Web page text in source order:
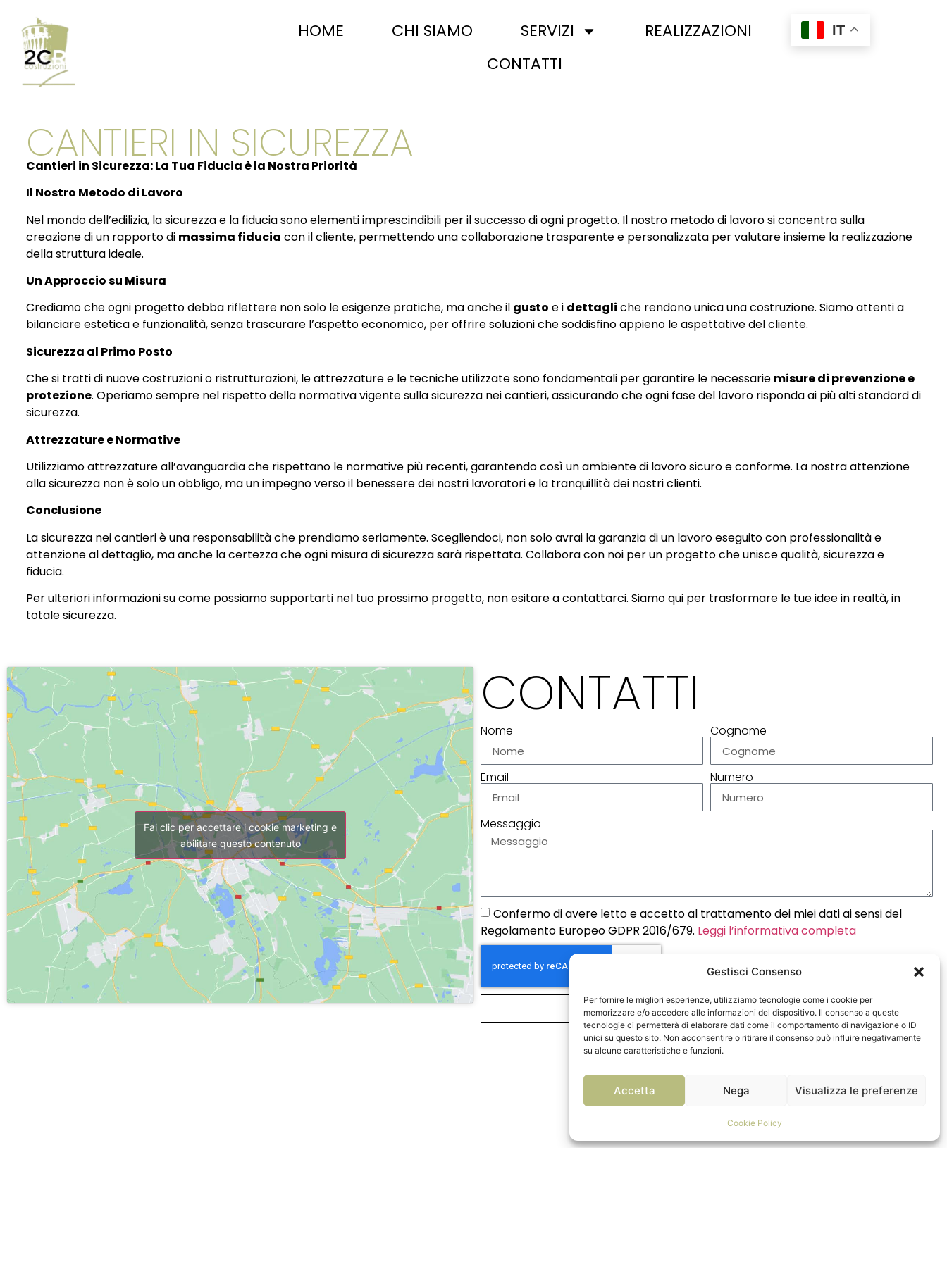
Gestisci Consenso
Per fornire le migliori esperienze, utilizziamo tecnologie come i cookie per
memorizzare e/o accedere alle informazioni del dispositivo. Il consenso a queste
tecnologie ci permetterà di elaborare dati come il comportamento di navigazione o ID
unici su questo sito. Non acconsentire o ritirare il consenso può influire negativamente
su alcune caratteristiche e funzioni.
Accetta Nega Visualizza le preferenze
Cookie Policy
HOME CHI SIAMO SERVIZI
REALIZZAZIONI
CONTATTI
IT
CANTIERI IN SICUREZZA
Cantieri in Sicurezza: La Tua Fiducia è la Nostra Priorità
Il Nostro Metodo di Lavoro
Nel mondo dell’edilizia, la sicurezza e la fiducia sono elementi imprescindibili per il successo di ogni progetto. Il nostro metodo di lavoro si concentra sulla
creazione di un rapporto di massima fiducia con il cliente, permettendo una collaborazione trasparente e personalizzata per valutare insieme la realizzazione
della struttura ideale.
Un Approccio su Misura
Crediamo che ogni progetto debba riflettere non solo le esigenze pratiche, ma anche il gusto e i dettagli che rendono unica una costruzione. Siamo attenti a
bilanciare estetica e funzionalità, senza trascurare l’aspetto economico, per offrire soluzioni che soddisfino appieno le aspettative del cliente.
Sicurezza al Primo Posto
Che si tratti di nuove costruzioni o ristrutturazioni, le attrezzature e le tecniche utilizzate sono fondamentali per garantire le necessarie misure di prevenzione e
protezione. Operiamo sempre nel rispetto della normativa vigente sulla sicurezza nei cantieri, assicurando che ogni fase del lavoro risponda ai più alti standard di
sicurezza.
Attrezzature e Normative
Utilizziamo attrezzature all’avanguardia che rispettano le normative più recenti, garantendo così un ambiente di lavoro sicuro e conforme. La nostra attenzione
alla sicurezza non è solo un obbligo, ma un impegno verso il benessere dei nostri lavoratori e la tranquillità dei nostri clienti.
Conclusione
La sicurezza nei cantieri è una responsabilità che prendiamo seriamente. Scegliendoci, non solo avrai la garanzia di un lavoro eseguito con professionalità e
attenzione al dettaglio, ma anche la certezza che ogni misura di sicurezza sarà rispettata. Collabora con noi per un progetto che unisce qualità, sicurezza e
fiducia.
Per ulteriori informazioni su come possiamo supportarti nel tuo prossimo progetto, non esitare a contattarci. Siamo qui per trasformare le tue idee in realtà, in
totale sicurezza.
Fai clic per accettare i cookie marketing e
abilitare questo contenuto
CONTATTI
Nome Cognome
Email Numero
Messaggio
Confermo di avere letto e accetto al trattamento dei miei dati ai sensi del
Regolamento Europeo GDPR 2016/679. Leggi l’informativa completa
INVIA